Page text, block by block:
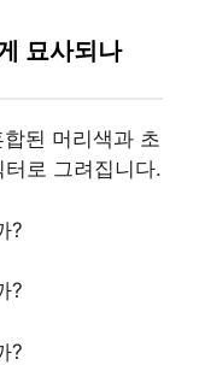
묘사되나
된 머리색과 초
로 그려집니다.
?
?
?